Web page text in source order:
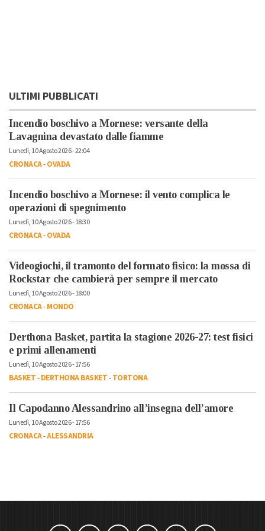
ULTIMI PUBBLICATI
Incendio boschivo a Mornese: versante della
Lavagnina devastato dalle fiamme
Lunedì, 10 Agosto 2026 - 22:04
CRONACA-OVADA
Incendio boschivo a Mornese: il vento complica le
operazioni di spegnimento
Lunedì, 10 Agosto 2026 - 18:30
CRONACA-OVADA
Videogiochi, il tramonto del formato fisico: la mossa di
Rockstar che cambierà per sempre il mercato
Lunedì, 10 Agosto 2026 - 18:00
CRONACA-MONDO
Derthona Basket, partita la stagione 2026-27: test fisici
e primi allenamenti
Lunedì, 10 Agosto 2026 - 17:56
BASKET-DERTHONA BASKET-TORTONA
Il Capodanno Alessandrino all’insegna dell’amore
Lunedì, 10 Agosto 2026 - 17:56
CRONACA-ALESSANDRIA